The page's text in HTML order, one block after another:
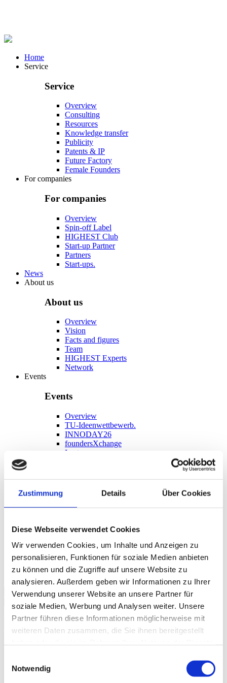
Zustimmung Details Über Cookies
Diese Webseite verwendet Cookies
Wir verwenden Cookies, um Inhalte und Anzeigen zu
personalisieren, Funktionen für soziale Medien anbieten
zu können und die Zugriffe auf unsere Website zu
analysieren. Außerdem geben wir Informationen zu Ihrer
Verwendung unserer Website an unsere Partner für
soziale Medien, Werbung und Analysen weiter. Unsere
Partner führen diese Informationen möglicherweise mit
weiteren Daten zusammen, die Sie ihnen bereitgestellt
Notwendig
Home
Service
Service
Overview
Consulting
Resources
Knowledge transfer
Publicity
Patents & IP
Future Factory
Female Founders
For companies
For companies
Overview
Spin-off Label
HIGHEST Club
Start-up Partner
Partners
Start-ups.
News
About us
About us
Overview
Vision
Facts and figures
Team
HIGHEST Experts
Network
Events
Events
Overview
TU-Ideenwettbewerb.
INNODAY26
foundersXchange
Lecture
English
English
Deutsch(German)"> Deutsch(German)
German
EN
Search
Language